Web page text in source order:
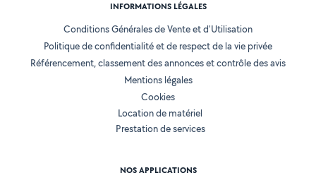
INFORMATIONS LÉGALES
Conditions Générales de Vente et d'Utilisation
Politique de confidentialité et de respect de la vie privée
Référencement, classement des annonces et contrôle des avis
Mentions légales
Cookies
Location de matériel
Prestation de services
NOS APPLICATIONS